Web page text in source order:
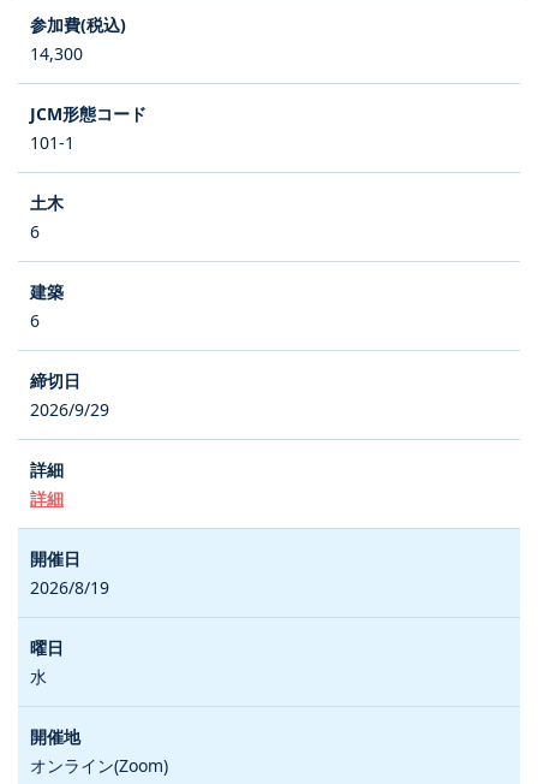
14,300
101-1
6
6
2026/9/29
詳細
2026/8/19
水
オンライン(Zoom)